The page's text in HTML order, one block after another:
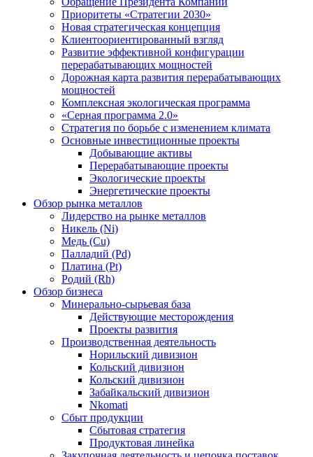
Приоритеты «Стратегии 2030»
Новая стратегическая концепция
Клиентоориентированный взгляд
Развитие эффективной конфигурации
перерабатывающих мощностей
Дорожная карта развития перерабатывающих
мощностей
Комплексная экологическая программа
«Серная программа 2.0»
Стратегия по борьбе с изменением климата
Основные инвестиционные проекты
Добывающие активы
Перерабатывающие проекты
Экологические проекты
Энергетические проекты
Обзор рынка металлов
Лидерство на рынке металлов
Никель (Ni)
Медь (Cu)
Палладий (Pd)
Платина (Pt)
Родий (Rh)
Обзор бизнеса
Минерально-сырьевая база
Действующие месторождения
Проекты развития
Производственная деятельность
Норильский дивизион
Кольский дивизион
Кольский дивизион
Забайкальский дивизион
Nkomati
Сбыт продукции
Сбытовая стратегия
Продуктовая линейка